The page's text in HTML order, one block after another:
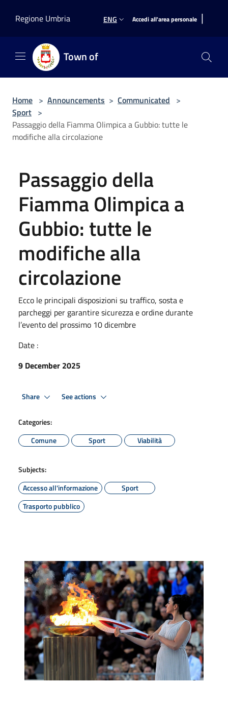
Regione Umbria
ENG Accedi all'area personale |
Town of
Home > Announcements > Communicated >
Sport >
Passaggio della Fiamma Olimpica a Gubbio: tutte le
modifiche alla circolazione
Passaggio della
Fiamma Olimpica a
Gubbio: tutte le
modifiche alla
circolazione
Ecco le principali disposizioni su traffico, sosta e
parcheggi per garantire sicurezza e ordine durante
l’evento del prossimo 10 dicembre
Date :
9 December 2025
Share See actions
Categories:
Comune
Sport Viabilità
Subjects:
Accesso all'informazione
Sport
Trasporto pubblico